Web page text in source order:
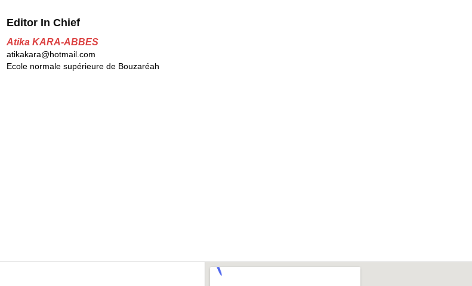
Editor In Chief
Atika KARA-ABBES
atikakara@hotmail.com
Ecole normale supérieure de Bouzaréah